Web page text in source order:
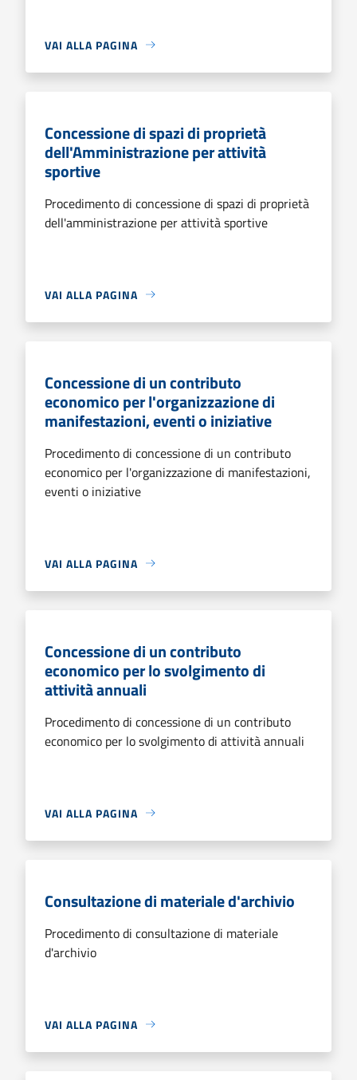
VAI ALLA PAGINA
Concessione di spazi di proprietà
dell'Amministrazione per attività
sportive
Procedimento di concessione di spazi di proprietà
dell'amministrazione per attività sportive
VAI ALLA PAGINA
Concessione di un contributo
economico per l'organizzazione di
manifestazioni, eventi o iniziative
Procedimento di concessione di un contributo
economico per l'organizzazione di manifestazioni,
eventi o iniziative
VAI ALLA PAGINA
Concessione di un contributo
economico per lo svolgimento di
attività annuali
Procedimento di concessione di un contributo
economico per lo svolgimento di attività annuali
VAI ALLA PAGINA
Consultazione di materiale d'archivio
Procedimento di consultazione di materiale
d'archivio
VAI ALLA PAGINA